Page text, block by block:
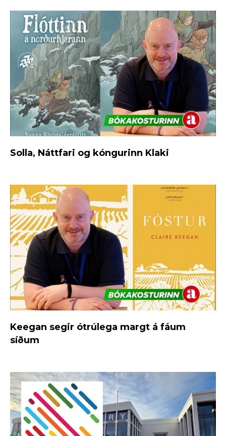
Solla, Náttfari og kóngurinn Klaki
Keegan segir ótrúlega margt á fáum
síðum